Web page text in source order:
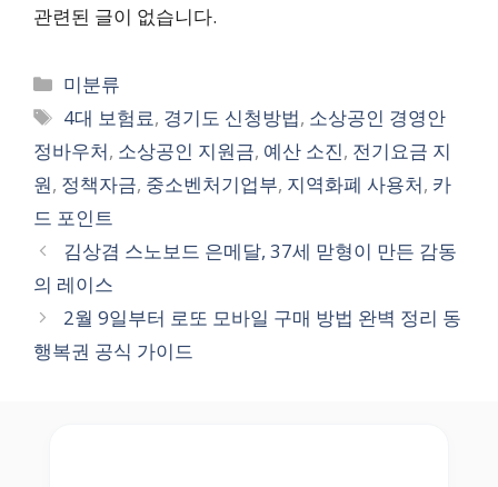
관련된 글이 없습니다.
Categories
미분류
Tags
4대 보험료, 경기도 신청방법, 소상공인 경영안
정바우처, 소상공인 지원금, 예산 소진, 전기요금 지
원, 정책자금, 중소벤처기업부, 지역화폐 사용처, 카
드 포인트
김상겸 스노보드 은메달, 37세 맏형이 만든 감동
의 레이스
2월 9일부터 로또 모바일 구매 방법 완벽 정리 동
행복권 공식 가이드